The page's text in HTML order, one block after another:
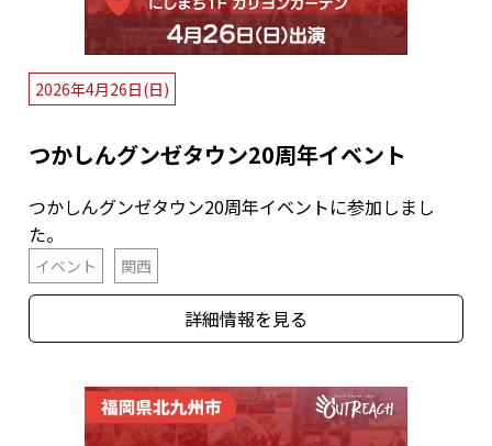
2026年4月26日(日)
つかしんグンゼタウン20周年イベント
つかしんグンゼタウン20周年イベントに参加しまし
た。
イベント 関西
詳細情報を見る